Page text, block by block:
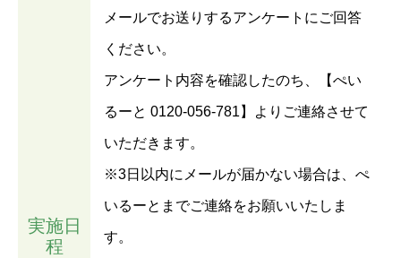
実施日
程
メールでお送りするアンケートにご回答
ください。
アンケート内容を確認したのち、【ぺい
るーと 0120-056-781】よりご連絡させて
いただきます。
※3日以内にメールが届かない場合は、ぺ
いるーとまでご連絡をお願いいたしま
す。